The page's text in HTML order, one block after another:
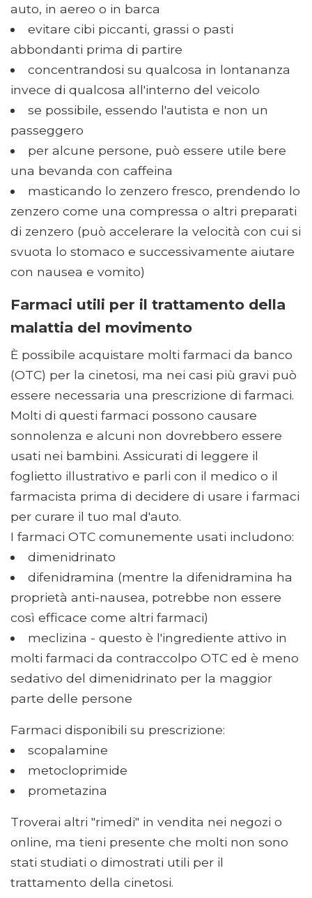
auto, in aereo o in barca
evitare cibi piccanti, grassi o pasti
abbondanti prima di partire
concentrandosi su qualcosa in lontananza
invece di qualcosa all'interno del veicolo
se possibile, essendo l'autista e non un
passeggero
per alcune persone, può essere utile bere
una bevanda con caffeina
masticando lo zenzero fresco, prendendo lo
zenzero come una compressa o altri preparati
di zenzero (può accelerare la velocità con cui si
svuota lo stomaco e successivamente aiutare
con nausea e vomito)
Farmaci utili per il trattamento della
malattia del movimento
È possibile acquistare molti farmaci da banco
(OTC) per la cinetosi, ma nei casi più gravi può
essere necessaria una prescrizione di farmaci.
Molti di questi farmaci possono causare
sonnolenza e alcuni non dovrebbero essere
usati nei bambini. Assicurati di leggere il
foglietto illustrativo e parli con il medico o il
farmacista prima di decidere di usare i farmaci
per curare il tuo mal d'auto.
I farmaci OTC comunemente usati includono:
dimenidrinato
difenidramina (mentre la difenidramina ha
proprietà anti-nausea, potrebbe non essere
così efficace come altri farmaci)
meclizina - questo è l'ingrediente attivo in
molti farmaci da contraccolpo OTC ed è meno
sedativo del dimenidrinato per la maggior
parte delle persone
Farmaci disponibili su prescrizione:
scopalamine
metocloprimide
prometazina
Troverai altri "rimedi" in vendita nei negozi o
online, ma tieni presente che molti non sono
stati studiati o dimostrati utili per il
trattamento della cinetosi.